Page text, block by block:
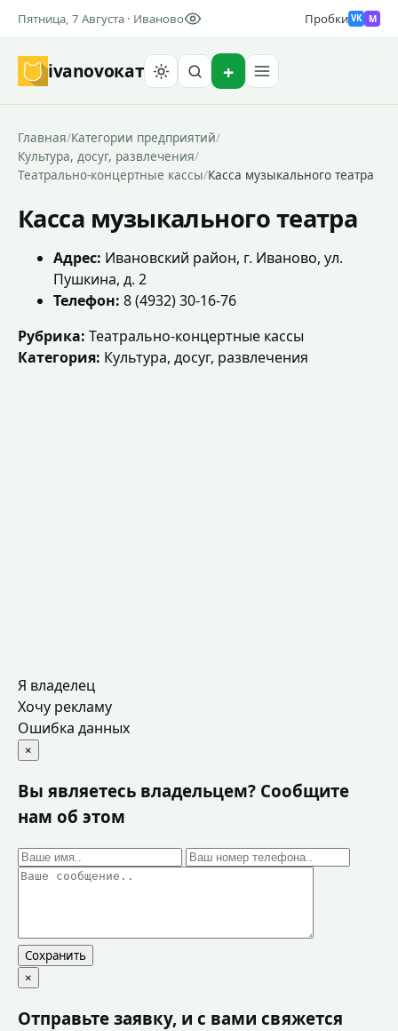
Пятница, 7 Августа · Иваново Пробки VK M
ivanovoкат
Главная/Категории предприятий/
Культура, досуг, развлечения/
Театрально-концертные кассы/Касса музыкального театра
Касса музыкального театра
Адрес: Ивановский район, г. Иваново, ул.
Пушкина, д. 2
Телефон: 8 (4932) 30-16-76
Рубрика: Театрально-концертные кассы
Категория: Культура, досуг, развлечения
Я владелец
Хочу рекламу
Ошибка данных
×
Вы являетесь владельцем? Сообщите
нам об этом
Сохранить
×
Отправьте заявку, и с вами свяжется